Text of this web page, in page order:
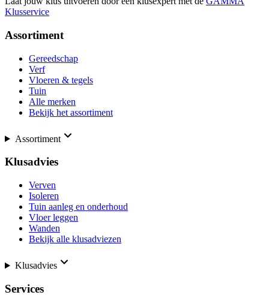
Klusservice
Assortiment
Gereedschap
Verf
Vloeren & tegels
Tuin
Alle merken
Bekijk het assortiment
Assortiment
Klusadvies
Verven
Isoleren
Tuin aanleg en onderhoud
Vloer leggen
Wanden
Bekijk alle klusadviezen
Klusadvies
Services